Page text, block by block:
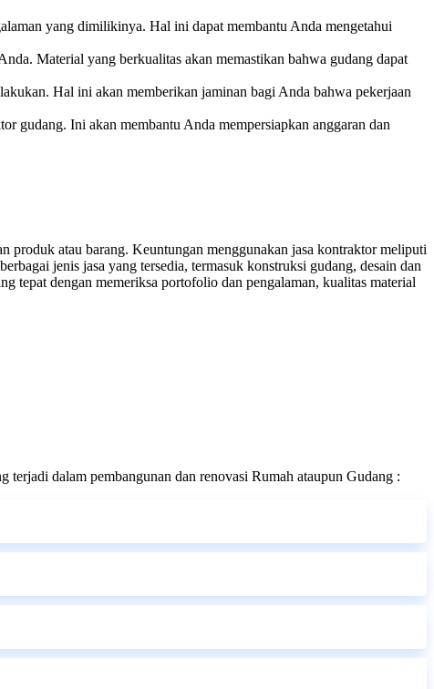
yang dimilikinya. Hal ini dapat membantu Anda mengetahui
Material yang berkualitas akan memastikan bahwa gudang dapat
Hal ini akan memberikan jaminan bagi Anda bahwa pekerjaan
gudang. Ini akan membantu Anda mempersiapkan anggaran dan
produk atau barang. Keuntungan menggunakan jasa kontraktor meliputi
jenis jasa yang tersedia, termasuk konstruksi gudang, desain dan
tepat dengan memeriksa portofolio dan pengalaman, kualitas material
dalam pembangunan dan renovasi Rumah ataupun Gudang :